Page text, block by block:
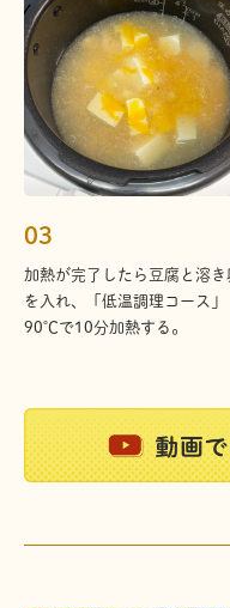
03
加熱が完了したら豆腐と溶き
を入れ、「低温調理コース」
90℃で10分加熱する。